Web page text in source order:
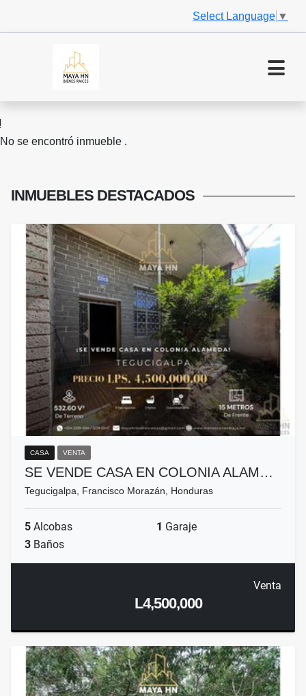
Select Language ▼
No se encontró inmueble .
INMUEBLES DESTACADOS
CASA VENTA
SE VENDE CASA EN COLONIA ALAM…
Tegucigalpa, Francisco Morazán, Honduras
5 Alcobas 1 Garaje
3 Baños
Venta
L4,500,000